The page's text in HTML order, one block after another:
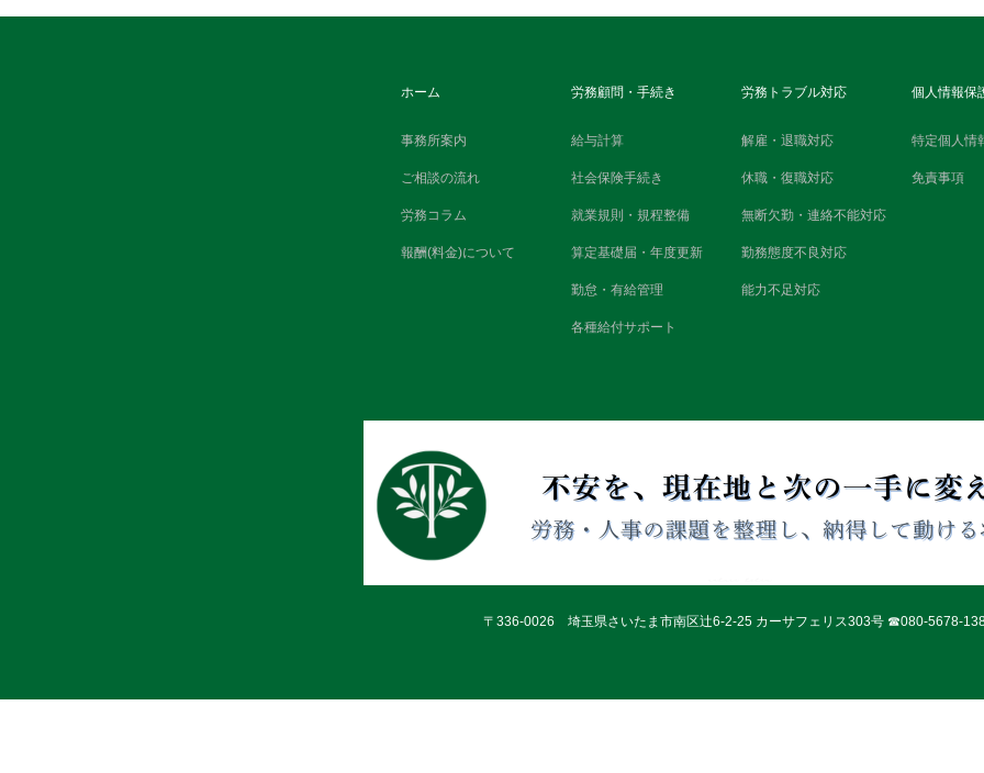
ホーム
事務所案内
ご相談の流れ
労務コラム
報酬(料金)について
労務顧問・手続き
給与計算
社会保険手続き
就業規則・規程整備
算定基礎届・年度更新
勤怠・有給管理
各種給付サポート
労務トラブル対応
解雇・退職対応
休職・復職対応
無断欠勤・連絡不能対応
勤務態度不良対応
能力不足対応
個人情報保
特定個人情
免責事項
〒336-0026 埼玉県さいたま市南区辻6-2-25 カーサフェリス303号 ☎080-5678-